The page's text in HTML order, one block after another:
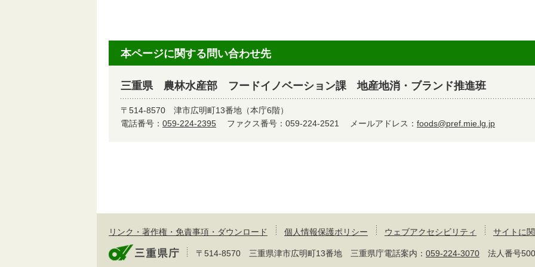
本ページに関する問い合わせ先
三重県 農林水産部 フードイノベーション課 地産地消・ブランド推進班
〒514-8570 津市広明町13番地（本庁6階）
電話番号： 059-224-2395 ファクス番号：059-224-2521 メールアドレス： foods@pref.mie.lg.jp
リンク・著作権・免責事項・ダウンロード 個人情報保護ポリシー ウェブアクセシビリティ サイトに
〒514-8570 三重県津市広明町13番地 三重県庁電話案内： 059-224-3070 法人番号